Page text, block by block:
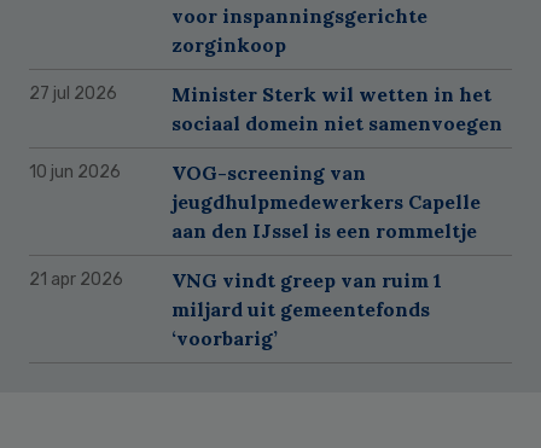
voor inspanningsgerichte
zorginkoop
27 jul 2026
Minister Sterk wil wetten in het
sociaal domein niet samenvoegen
10 jun 2026
VOG-screening van
jeugdhulpmedewerkers Capelle
aan den IJssel is een rommeltje
21 apr 2026
VNG vindt greep van ruim 1
miljard uit gemeentefonds
‘voorbarig’